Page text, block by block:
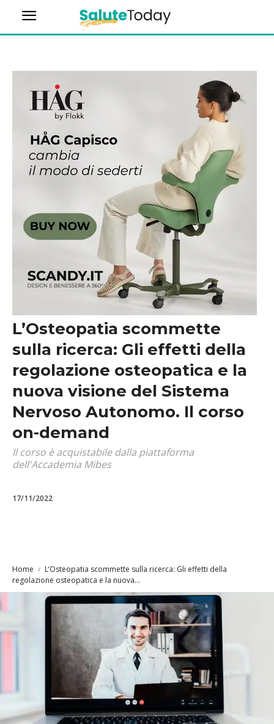
L’Osteopatia scommette
sulla ricerca: Gli effetti della
regolazione osteopatica e la
nuova visione del Sistema
Nervoso Autonomo. Il corso
on-demand
Il corso è acquistabile dalla piattaforma
dell'Accademia Mibes
17/11/2022
Home
L’Osteopatia scommette sulla ricerca: Gli effetti della
regolazione osteopatica e la nuova...